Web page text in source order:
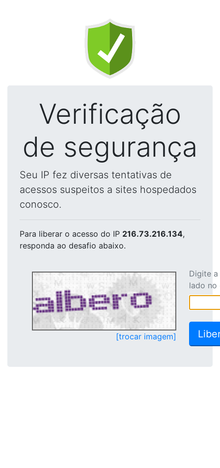
Verificação
de segurança
Seu IP fez diversas tentativas de
acessos suspeitos a sites hospedados
conosco.
Para liberar o acesso do IP 216.73.216.134,
responda ao desafio abaixo.
[trocar imagem]
Digite
lado no